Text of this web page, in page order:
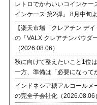
レトロでかわいいコインケー
インケース 第2弾」 8月中旬
【楽天市場「クレアチン デ
の「VALX クレアチンパウダ
（2026.08.06）
秋に向けて整えたいこと1位
一方、準備は「必要になって
インドネシア糖アルコール
の完全子会社化（2026.08.06）